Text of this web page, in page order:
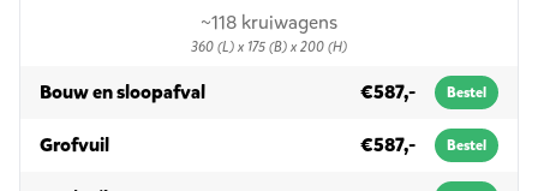
~118 kruiwagens
360 (L) x 175 (B) x 200 (H)
Bouw en sloopafvalin 10m³ (gesloten) €587,- Bestel
Grofvuilin 10m³ (gesloten) €587,- Bestel